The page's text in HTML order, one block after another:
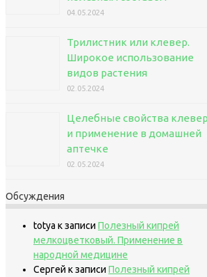
04.05.2024
Трилистник или клевер.
Широкое использование
видов растения
02.05.2024
Целебные свойства
и применение в домашней
аптечке
02.05.2024
Обсуждения
totya к записи Полезный кипрей
мелкоцветковый. Применение в
народной медицине
Сергей к записи Полезный кипрей